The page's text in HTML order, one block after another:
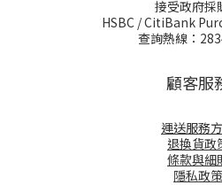
接受政府採
HSBC / CitiBank
查詢熱線：
顧客服
運送服務
退換貨政
條款與細
隱私政策